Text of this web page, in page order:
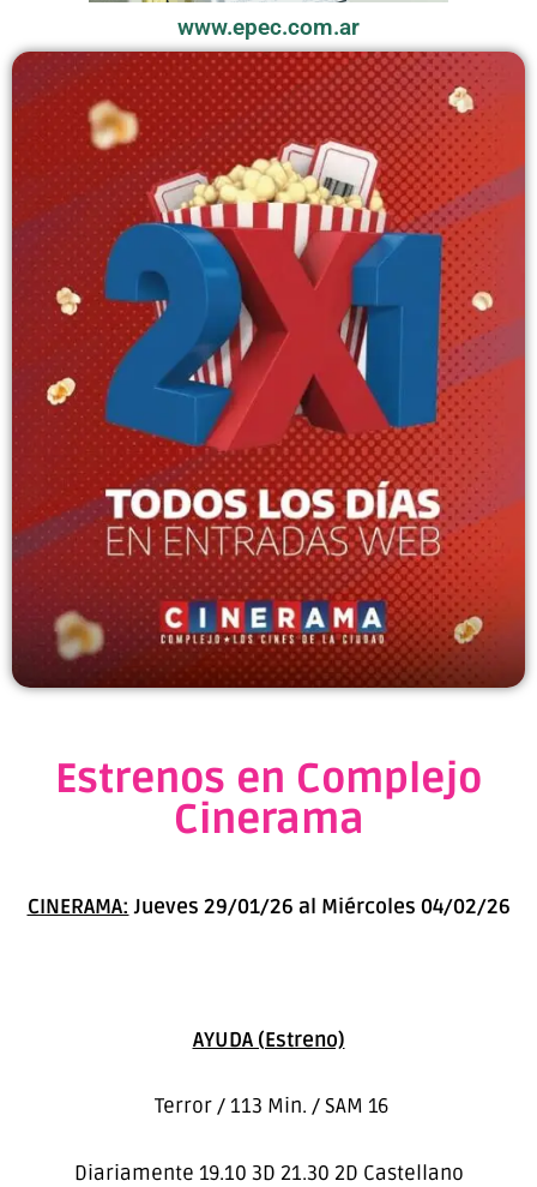
www.epec.com.ar
Estrenos en Complejo
Cinerama
CINERAMA: Jueves 29/01/26 al Miércoles 04/02/26
AYUDA (Estreno)
Terror / 113 Min. / SAM 16
Diariamente 19.10 3D 21.30 2D Castellano